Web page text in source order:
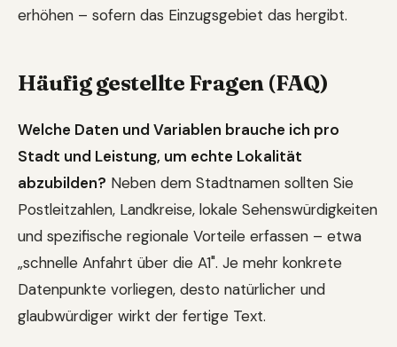
erhöhen – sofern das Einzugsgebiet das hergibt.
Häufig gestellte Fragen (FAQ)
Welche Daten und Variablen brauche ich pro
Stadt und Leistung, um echte Lokalität
abzubilden? Neben dem Stadtnamen sollten Sie
Postleitzahlen, Landkreise, lokale Sehenswürdigkeiten
und spezifische regionale Vorteile erfassen – etwa
„schnelle Anfahrt über die A1". Je mehr konkrete
Datenpunkte vorliegen, desto natürlicher und
glaubwürdiger wirkt der fertige Text.